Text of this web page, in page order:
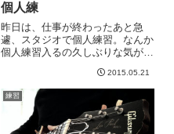
個人練
昨日は、仕事が終わったあと急
遽、スタジオで個人練習。なんか
個人練習入るの久しぶりな気がし
「立って弾く練習」ですwやはり
立って弾くと戦闘力ダウンは否め
ません。しかしストラップは可能
な限り下げておきたいという漢心
（...
2015.05.21
練習